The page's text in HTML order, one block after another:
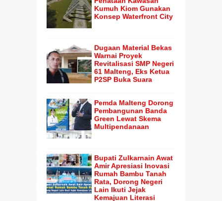
Kumuh Kiom Gunakan
Konsep Waterfront City
Dugaan Material Bekas
Warnai Proyek
Revitalisasi SMP Negeri
61 Malteng, Eks Ketua
P2SP Buka Suara
Pemda Malteng Dorong
Pembangunan Banda
Green Lewat Skema
Multipendanaan
Bupati Zulkarnain Awat
Amir Apresiasi Inovasi
Rumah Bambu Tanah
Rata, Dorong Negeri
Lain Ikuti Jejak
Kemajuan Literasi